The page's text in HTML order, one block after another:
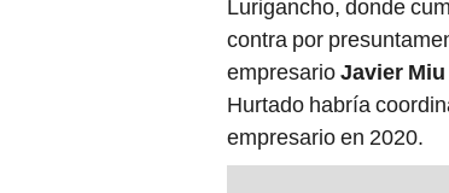
Lurigancho, donde
contra por
empresarioJavier Miu
Hurtado habría
empresario en 2020.